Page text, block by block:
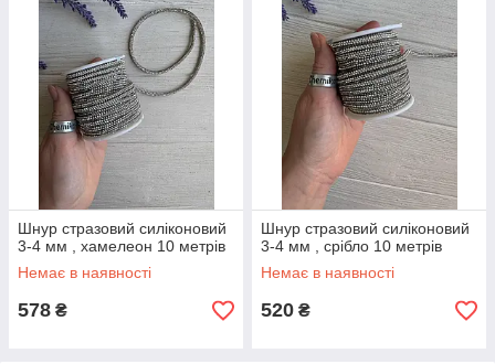
Шнур стразовий силіконовий
3-4 мм , хамелеон 10 метрів
Немає в наявності
578 ₴
Шнур стразовий силіконовий
3-4 мм , срібло 10 метрів
Немає в наявності
520 ₴